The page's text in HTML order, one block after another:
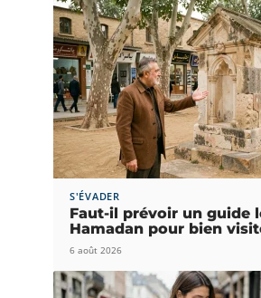
S'ÉVADER
Faut-il prévoir un guide
Hamadan pour bien
6 août 2026